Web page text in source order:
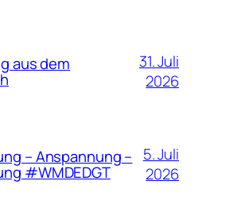
aus dem
31. Juli
2026
– Anspannung –
#WMDEDGT
5. Juli
2026